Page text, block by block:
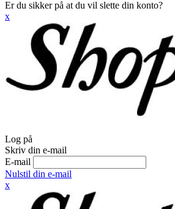
Er du sikker på at du vil slette din konto?
x
Log på
Skriv din e-mail
E-mail
Nulstil din e-mail
x